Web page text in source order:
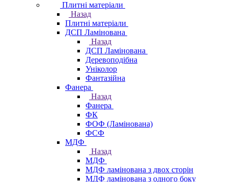
Плитні матеріали
Назад
Плитні матеріали
ДСП Ламінована
Назад
ДСП Ламінована
Деревоподібна
Уніколор
Фантазійна
Фанера
Назад
Фанера
ФК
ФОФ (Ламінована)
ФСФ
МДФ
Назад
МДФ
МДФ ламінована з двох сторін
МДФ ламінована з одного боку